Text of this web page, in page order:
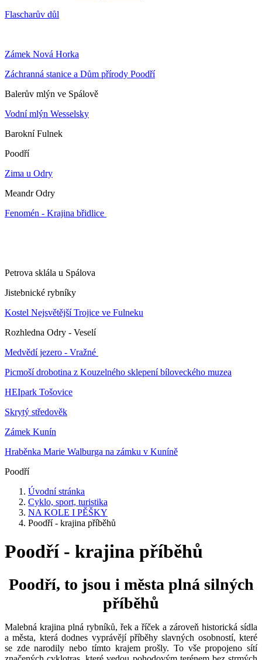
Flascharův důl
Zámek Nová Horka
Záchranná stanice a Dům přírody Poodří
Balerův mlýn ve Spálově
Vodní mlýn Wesselsky
Barokní Fulnek
Poodří
Zima u Odry
Meandr Odry
Fenomén - Krajina břidlice
Petrova sklála u Spálova
Jistebnické rybníky
Kostel Nejsvětější Trojice ve Fulneku
Rozhledna Odry - Veselí
Medvědí jezero - Vražné
Picmoší drobotina z Kouzelného sklepení bíloveckého muzea
HEIpark Tošovice
Skrytý středověk
Zámek Kunín
Hraběnka Marie Walburga na zámku v Kuníně
Poodří
Úvodní stránka
Cyklo, sport, turistika
NA KOLE I PĚŠKY
Poodří - krajina příběhů
Poodří - krajina příběhů
Poodří, to jsou i města plná silných
příběhů
Malebná krajina plná rybníků, řek a říček a zároveň historická sídla
a města, která dodnes vyprávějí příběhy slavných osobností, které
se zde narodily nebo tímto krajem prošly. To vše propojeno sítí